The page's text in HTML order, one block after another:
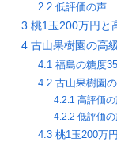
2.2 低評価の声
3 桃1玉200万円と
4 古山果樹園の高
4.1 福島の糖度
4.2 古山果樹園
4.2.1 高評価
4.2.2 低評価
4.3 桃1玉200万